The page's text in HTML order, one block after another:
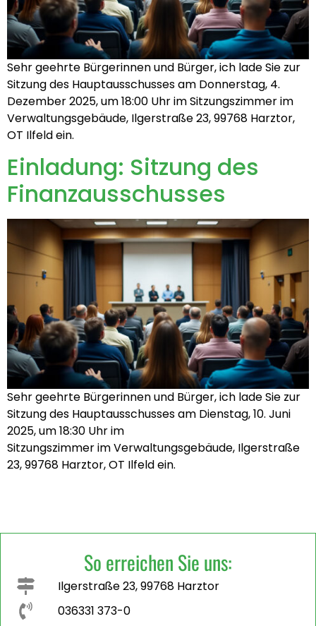
Sehr geehrte Bürgerinnen und Bürger, ich lade Sie zur
Sitzung des Hauptausschusses am Donnerstag, 4.
Dezember 2025, um 18:00 Uhr im Sitzungszimmer im
Verwaltungsgebäude, Ilgerstraße 23, 99768 Harztor,
OT Ilfeld ein.
Einladung: Sitzung des
Finanzausschusses
Sehr geehrte Bürgerinnen und Bürger, ich lade Sie zur
Sitzung des Hauptausschusses am Dienstag, 10. Juni
2025, um 18:30 Uhr im
Sitzungszimmer im Verwaltungsgebäude, Ilgerstraße
23, 99768 Harztor, OT Ilfeld ein.
So erreichen Sie uns:
Ilgerstraße 23, 99768 Harztor
036331 373-0